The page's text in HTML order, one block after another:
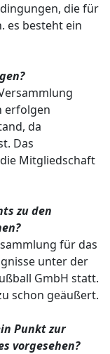
die für
es besteht ein
erfolgen
da
Das
Mitgliedschaft
zu den
für das
unter der
GmbH statt.
schon geäußert.
Punkt zur
vorgesehen?